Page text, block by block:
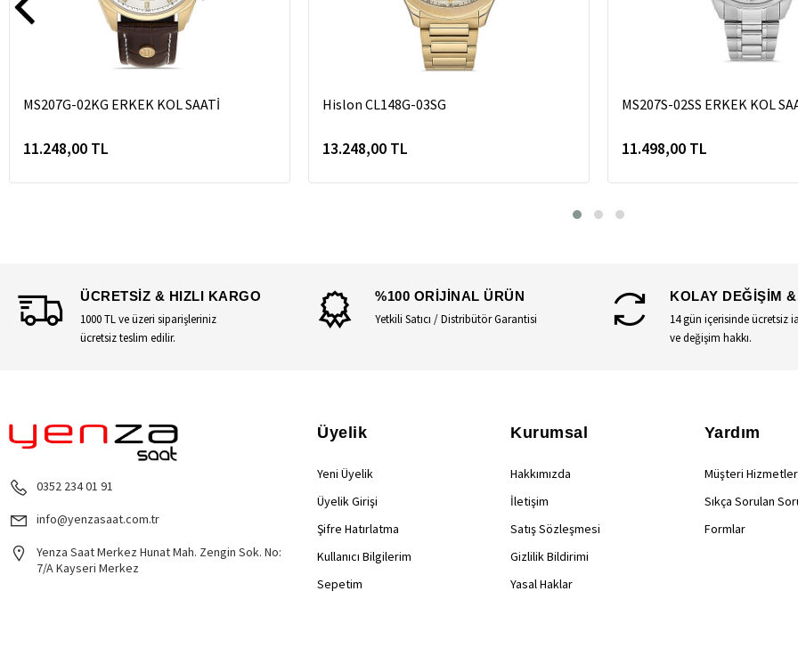
MS207G-02KG ERKEK KOL SAATİ
11.248,00 TL
Hislon CL148G-03SG
13.248,00 TL
MS207S-02SS ERKEK KOL
11.498,00 TL
ÜCRETSİZ & HIZLI KARGO
1000 TL ve üzeri siparişleriniz
ücretsiz teslim edilir.
%100 ORİJİNAL ÜRÜN
Yetkili Satıcı / Distribütör Garantisi
KOLAY DEĞİŞİM
14 gün içerisinde ücretsiz
ve değişim hakkı.
0352 234 01 91
info@yenzasaat.com.tr
Yenza Saat Merkez Hunat Mah. Zengin Sok. No:
7/A Kayseri Merkez
Üyelik
Yeni Üyelik
Üyelik Girişi
Şifre Hatırlatma
Kullanıcı Bilgilerim
Sepetim
Kurumsal
Hakkımızda
İletişim
Satış Sözleşmesi
Gizlilik Bildirimi
Yasal Haklar
Yardım
Müşteri
Sıkça Sorulan
Formlar